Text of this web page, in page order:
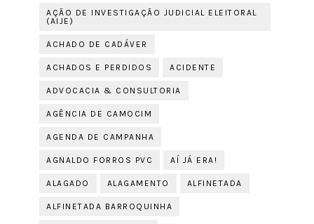
AÇÃO DE INVESTIGAÇÃO JUDICIAL ELEITORAL
(AIJE)
ACHADO DE CADÁVER
ACHADOS E PERDIDOS ACIDENTE
ADVOCACIA & CONSULTORIA
AGÊNCIA DE CAMOCIM
AGENDA DE CAMPANHA
AGNALDO FORROS PVC AÍ JÁ ERA!
ALAGADO ALAGAMENTO ALFINETADA
ALFINETADA BARROQUINHA